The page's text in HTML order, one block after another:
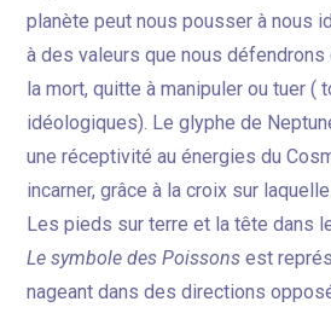
planète peut nous pousser à nous
à des valeurs que nous défendrons
la mort, quitte à manipuler ou tuer (
idéologiques). Le glyphe de
une réceptivité au énergies du
incarner, grâce à la croix sur
Les pieds sur terre et la tête dans
Le symbole des Poissons est
nageant dans des directions